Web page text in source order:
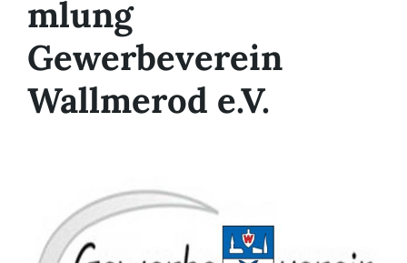
mlung
Gewerbeverein
Wallmerod e.V.